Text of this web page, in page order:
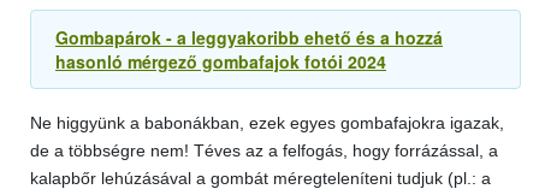
Gombapárok - a leggyakoribb ehető és a hozzá
hasonló mérgező gombafajok fotói 2024
Ne higgyünk a babonákban, ezek egyes gombafajokra igazak,
de a többségre nem! Téves az a felfogás, hogy forrázással, a
kalapbőr lehúzásával a gombát méregteleníteni tudjuk (pl.: a